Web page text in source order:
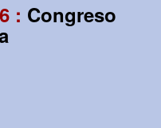
: Congreso